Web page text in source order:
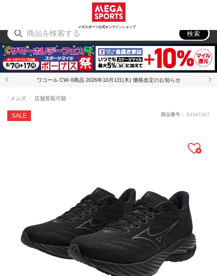
メガスポーツ公式オンラインショップ
アウトドア
検索
ワコール CW-X商品 2026年10月1日(木) 価格改定のお知らせ
SALE
メンズ 店舗受取可能
商品番号： 83397307